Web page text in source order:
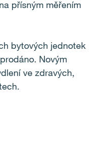
přísným měřením
bytových jednotek
Novým
ve zdravých,